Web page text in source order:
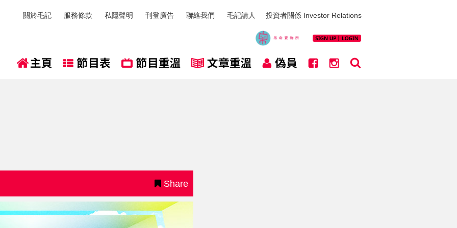
關於毛記 服務條款 私隱聲明 刊登廣告 聯絡我們 毛記請人 投資者關係 Investor Relations
Share